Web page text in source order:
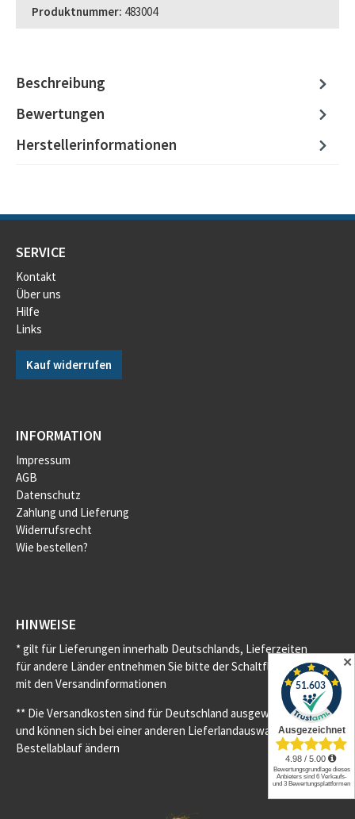
Produktnummer: 483004
Beschreibung
Bewertungen
Herstellerinformationen
SERVICE
Kontakt
Über uns
Hilfe
Links
Kauf widerrufen
INFORMATION
Impressum
AGB
Datenschutz
Zahlung und Lieferung
Widerrufsrecht
Wie bestellen?
HINWEISE
* gilt für Lieferungen innerhalb Deutschlands, Lieferzeiten
für andere Länder entnehmen Sie bitte der Schaltfläche
mit den Versandinformationen
** Die Versandkosten sind für Deutschland ausgewiesen
und können sich bei einer anderen Lieferlandauswahl im
Bestellablauf ändern
✕